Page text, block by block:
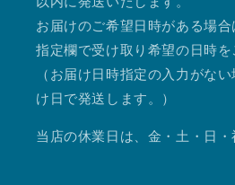
お届けのご希望日時がある場
指定欄で受け取り希望の日時を
（お届け日時指定の入力がな
け日で発送します。）
当店の休業日は、金・土・日・